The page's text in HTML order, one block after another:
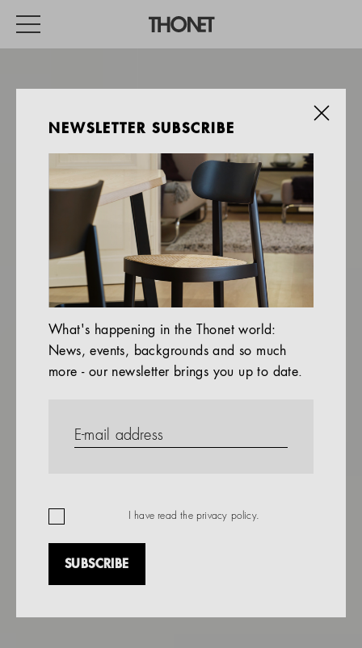
HOME
EVENTS
HOSPITALITY
ALL PRODUCTS
Magazine
Services
Company
NEWSLETTER SUBSCRIBE
What's happening in the Thonet world:
News, events, backgrounds and so much
more - our newsletter brings you up to date.
I have read the privacy policy.
SUBSCRIBE